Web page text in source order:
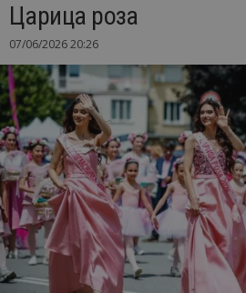
Царица роза
07/06/2026 20:26